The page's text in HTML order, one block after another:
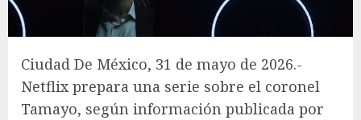
Ciudad De México, 31 de mayo de 2026.-
Netflix prepara una serie sobre el coronel
Tamayo, según información publicada por